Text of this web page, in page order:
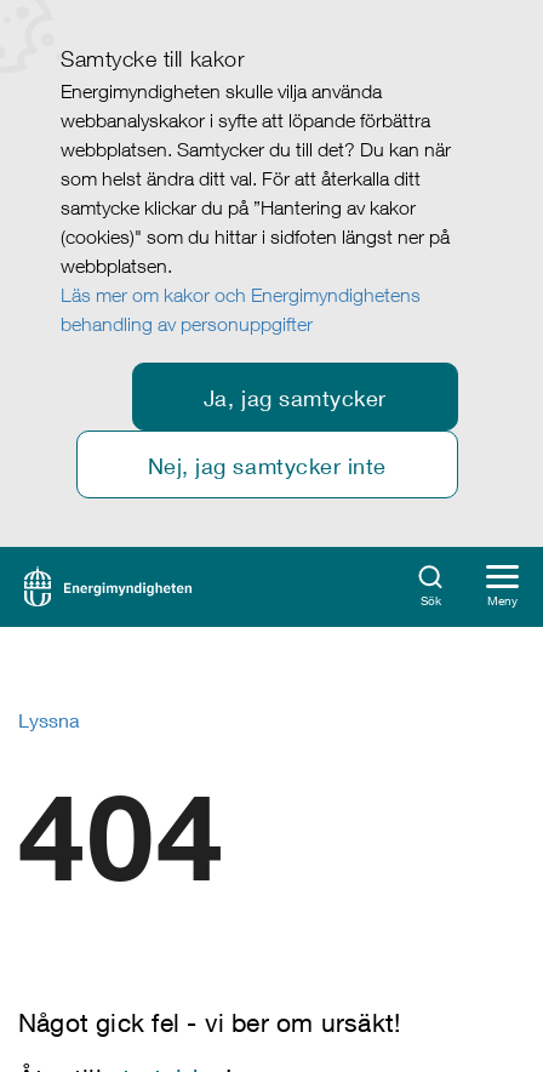
Samtycke till kakor
Energimyndigheten skulle vilja använda
webbanalyskakor i syfte att löpande förbättra
webbplatsen. Samtycker du till det? Du kan när
som helst ändra ditt val. För att återkalla ditt
samtycke klickar du på ”Hantering av kakor
(cookies)" som du hittar i sidfoten längst ner på
webbplatsen.
Läs mer om kakor och Energimyndighetens
behandling av personuppgifter
Ja, jag samtycker
Nej, jag samtycker inte
Sök Meny
Lyssna
404
Något gick fel - vi ber om ursäkt!